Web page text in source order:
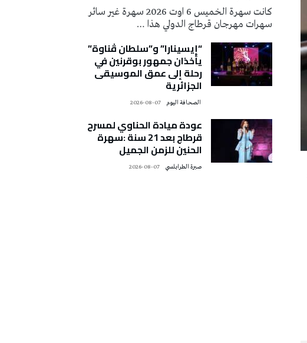
كانت سهرة الخميس 6 اوت 2026 سهرة غير سائر
سهرات مهرجان قرطاج الدولي هذا …
“إيسينارا” و”سلطان ڤناوة”
يأخذان جمهور بوقرنين في
رحلة إلى عمق الموسيقى
الجزائرية
2026-08-07
عودة ميادة الحناوي لمسرح
قرطاج بعد 21 سنة :سهرة
الحنين للزمن الجميل
صبرة الطرابلسي 2026-08-07